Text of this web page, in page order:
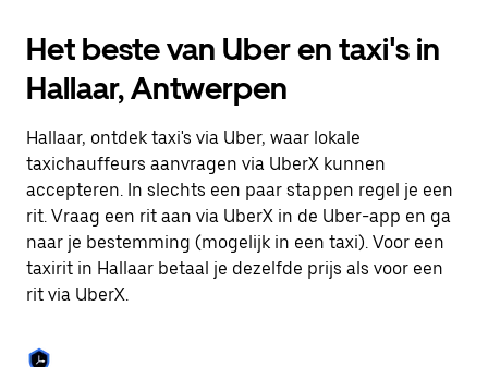
de
agenda
te
openen
een
datum
selecteren.
Druk
op
Escape
om
de
sluiten.
Het beste van Uber en taxi's in
Hallaar, Antwerpen
Hallaar, ontdek taxi's via Uber, waar lokale
taxichauffeurs aanvragen via UberX kunnen
accepteren. In slechts een paar stappen regel je een
rit. Vraag een rit aan via UberX in de Uber-app en ga
naar je bestemming (mogelijk in een taxi). Voor een
taxirit in Hallaar betaal je dezelfde prijs als voor een
rit via UberX.